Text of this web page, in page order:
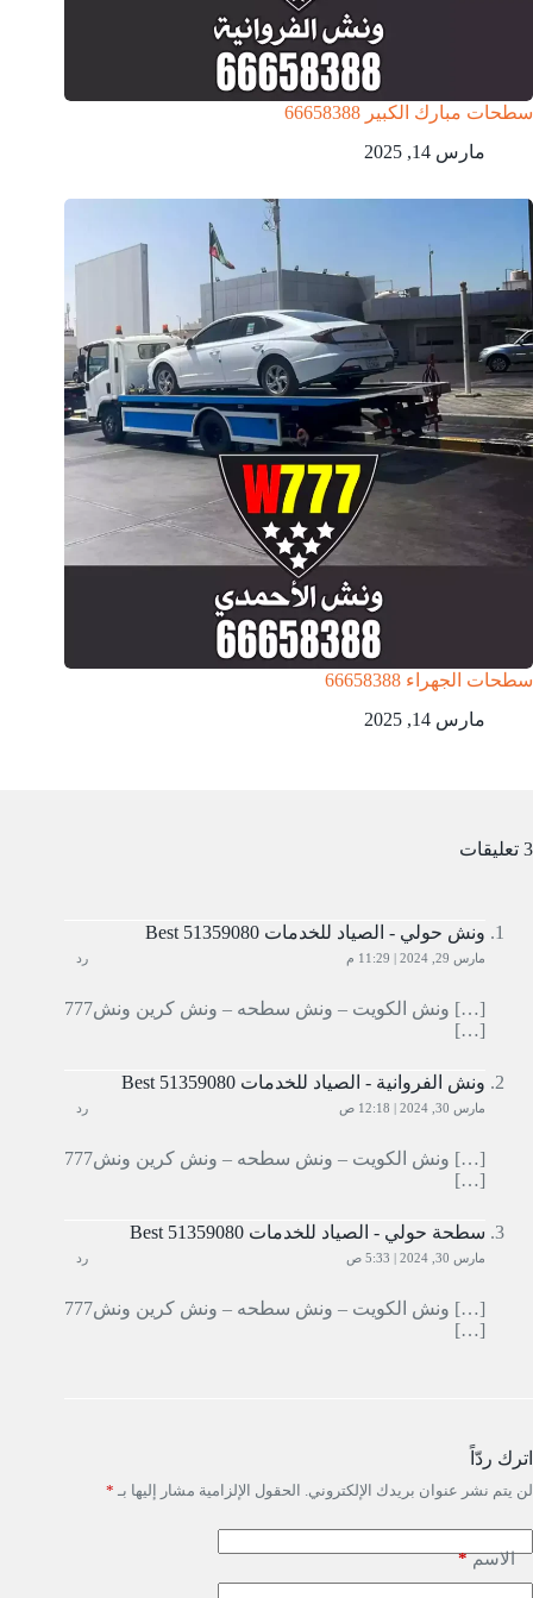
سطحات مبارك الكبير 66658388
مارس 14, 2025
سطحات الجهراء 66658388
مارس 14, 2025
3 تعليقات
ونش حولي - الصياد للخدمات Best 51359080
مارس 29, 2024 | 11:29 م رد
[…] ونش الكويت – ونش سطحه – ونش كرين ونش777
[…]
ونش الفروانية - الصياد للخدمات Best 51359080
مارس 30, 2024 | 12:18 ص رد
[…] ونش الكويت – ونش سطحه – ونش كرين ونش777
[…]
سطحة حولي - الصياد للخدمات Best 51359080
مارس 30, 2024 | 5:33 ص رد
[…] ونش الكويت – ونش سطحه – ونش كرين ونش777
[…]
اترك ردّاً
لن يتم نشر عنوان بريدك الإلكتروني. الحقول الإلزامية مشار إليها بـ *
الاسم*